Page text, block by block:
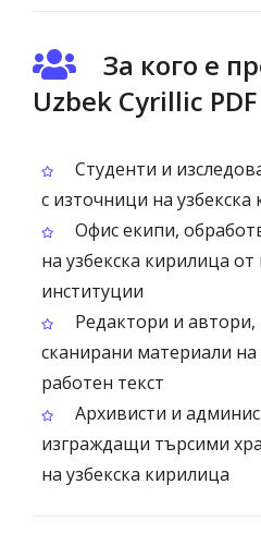
За кого е
Uzbek Cyrillic PDF
Студенти и
с източници на узбекска
Офис екипи,
на узбекска кирилица
институции
Редактори и
сканирани материали на
работен текст
Архивисти и
изграждащи търсими
на узбекска кирилица